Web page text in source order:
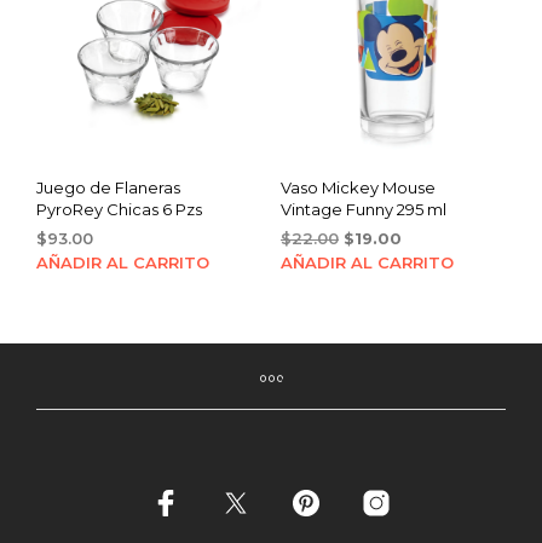
Juego de Flaneras
PyroRey Chicas 6 Pzs
$93.00
AÑADIR AL CARRITO
Vaso Mickey Mouse
Vintage Funny 295 ml
$22.00 Original
price
$19.00Current
price
AÑADIR AL CARRITO